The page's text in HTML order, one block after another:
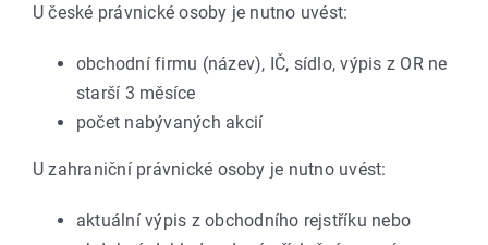
U české právnické osoby je nutno uvést:
obchodní firmu (název), IČ, sídlo, výpis z OR ne
starší 3 měsíce
počet nabývaných akcií
U zahraniční právnické osoby je nutno uvést:
aktuální výpis z obchodního rejstříku nebo